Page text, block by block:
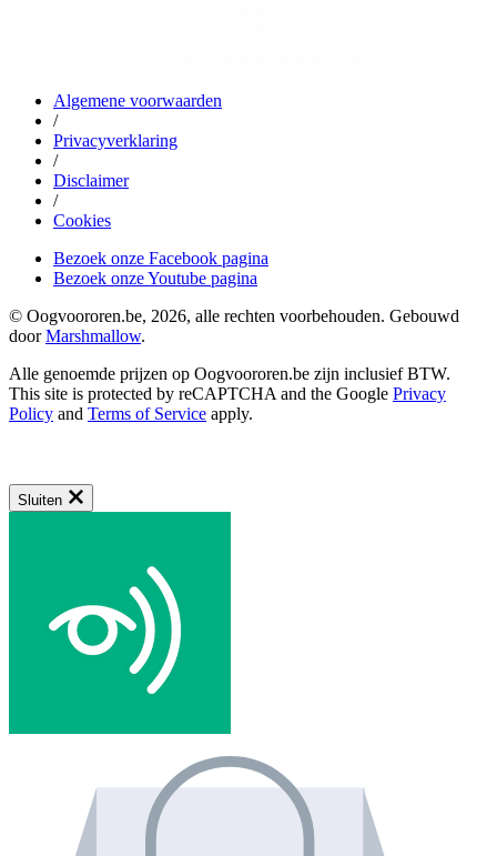
Algemene voorwaarden
/
Privacyverklaring
/
Disclaimer
/
Cookies
Bezoek onze Facebook pagina
Bezoek onze Youtube pagina
© Oogvoororen.be, 2026, alle rechten voorbehouden. Gebouwd
doorMarshmallow.
Alle genoemde prijzen op Oogvoororen.be zijn inclusief BTW.
This site is protected by reCAPTCHA and the Google Privacy
Policy and Terms of Service apply.
Sluiten